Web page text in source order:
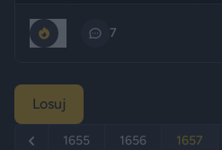
7
Losuj
1655 1656 1657